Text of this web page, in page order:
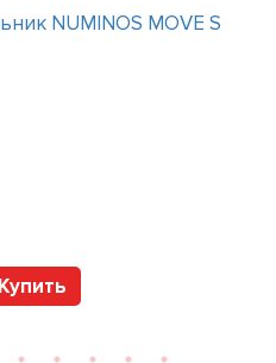
NUMINOS MOVE S
Купить